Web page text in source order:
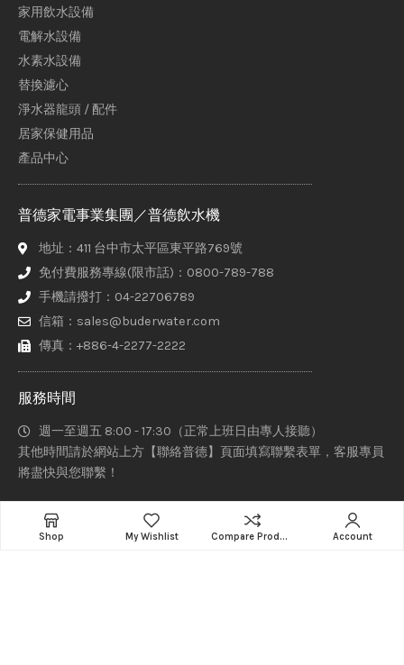
家用飲水設備
電解水設備
水素水設備
替換濾心
淨水器龍頭 / 配件
居家保健用品
產品中心
普德家電事業集團／普德飲水機
地址：411 台中市太平區東平路769號
免付費服務專線(限市話)：0800-789-788
手機請撥打：04-22706789
信箱：sales@buderwater.com
傳真：+886-4-2277-2222
服務時間
週一至週五 8:00 - 17:30（正常上班日由專人接聽）
其他時間請於網站上方【聯絡普德】頁面填寫聯繫表單，客服專員
將盡快與您聯繫！
普德家電股份有限公司、意達吉淨化科技有限公司、赫睿生醫股份
Shop My Wishlist Compare Products Account